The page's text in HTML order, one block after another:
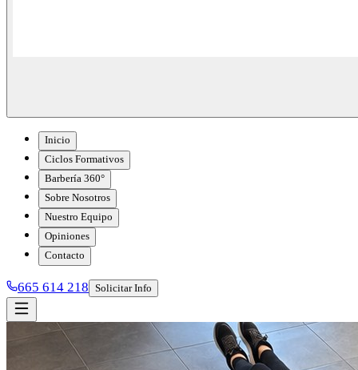
Inicio
Ciclos Formativos
Barbería 360°
Sobre Nosotros
Nuestro Equipo
Opiniones
Contacto
665 614 218 Solicitar Info